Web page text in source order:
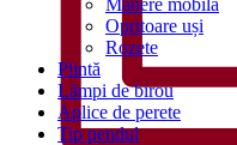
Mânere mobilă
Opritoare uși
Rozete
Plintă
Lămpi de birou
Aplice de perete
Tip pendul